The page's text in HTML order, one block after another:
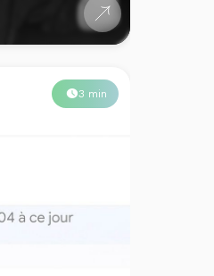
3 min